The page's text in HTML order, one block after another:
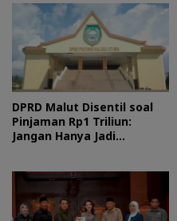
DPRD Malut Disentil soal
Pinjaman Rp1 Triliun:
Jangan Hanya Jadi